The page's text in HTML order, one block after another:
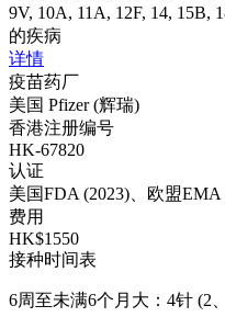
9V, 10A, 11A, 12F, 14, 15B,
的疾病
详情
疫苗药厂
美国 Pfizer (辉瑞)
香港注册编号
HK-67820
认证
美国FDA (2023)、欧盟
费用
HK$1550
接种时间表
6周至未满6个月大：4针 (2